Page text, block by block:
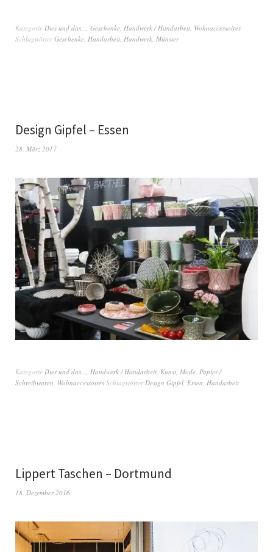
Kategorie Dies und das..., Geschenke, Handwerk / Handarbeit, Wohnaccessoires
SchlagwörterGeschenke, Handarbeit, Handwerk, Münster
Design Gipfel – Essen
28. März 2017
Kategorie Dies und das... Handwerk / Handarbeit Kunst Mode Papier /
Schreibwaren Wohnaccessoires Schlagwörter Design Gipfel Essen Handarbeit
Lippert Taschen – Dortmund
18. Dezember 2016